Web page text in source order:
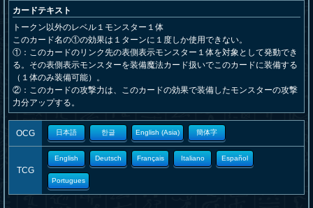
カードテキスト
トークン以外のレベル１モンスター１体
このカード名の①の効果は１ターンに１度しか使用できない。
①：このカードのリンク先の表側表示モンスター１体を対象として発動でき
る。その表側表示モンスターを装備魔法カード扱いでこのカードに装備する
（１体のみ装備可能）。
②：このカードの攻撃力は、このカードの効果で装備したモンスターの攻撃
力分アップする。
OCG 日本語 한글 English (Asia) 簡体字
TCG
English Deutsch Français Italiano Español
Portugues